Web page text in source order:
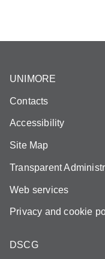
UNIMORE
Contacts
Accessibility
Site Map
Transparent
Web services
Privacy and cookie
DSCG